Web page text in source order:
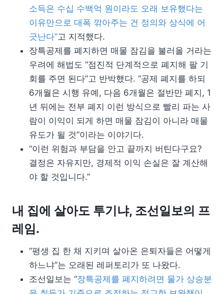
소득은 수십 수백억 원이라도 오래 보유했다는
이유만으로 대폭 깎아주는 건 정의와 상식에 어
긋난다”고 지적했다.
장특공제를 폐지하면 매물 잠김을 불러올 거라는
우려에 해법도 “점진적 단계적으로 폐지해 팔 기
회를 주면 된다”고 반박했다. “공제 폐지를 하되
6개월은 시행 유예, 다음 6개월은 절반만 폐지, 1
년 뒤에는 전부 폐지 이런 방식으로 빨리 파는 사
람이 이익이 되게 하면 매물 잠김이 아니라 매물
유도가 될 것”이라는 이야기다.
“이런 위험과 부담을 안고 끝까지 버틴다구요?
결정은 자유지만, 경제적 이익 손실은 잘 계산해
야 할 것입니다.”
내 집에 살아도 투기냐, 조선일보의 프
레임.
“평생 집 한 채 지키며 살아온 은퇴자들은 어떻게
하느냐”는 오래된 레퍼토리가 또 나왔다.
조선일보는 “장특공제를 폐지하려면 물가 상승분